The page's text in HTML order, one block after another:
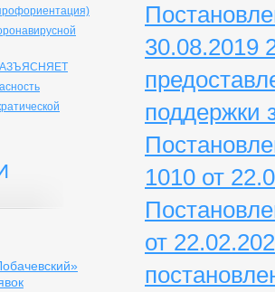
30.08.2019
поддержки
1010 от
от